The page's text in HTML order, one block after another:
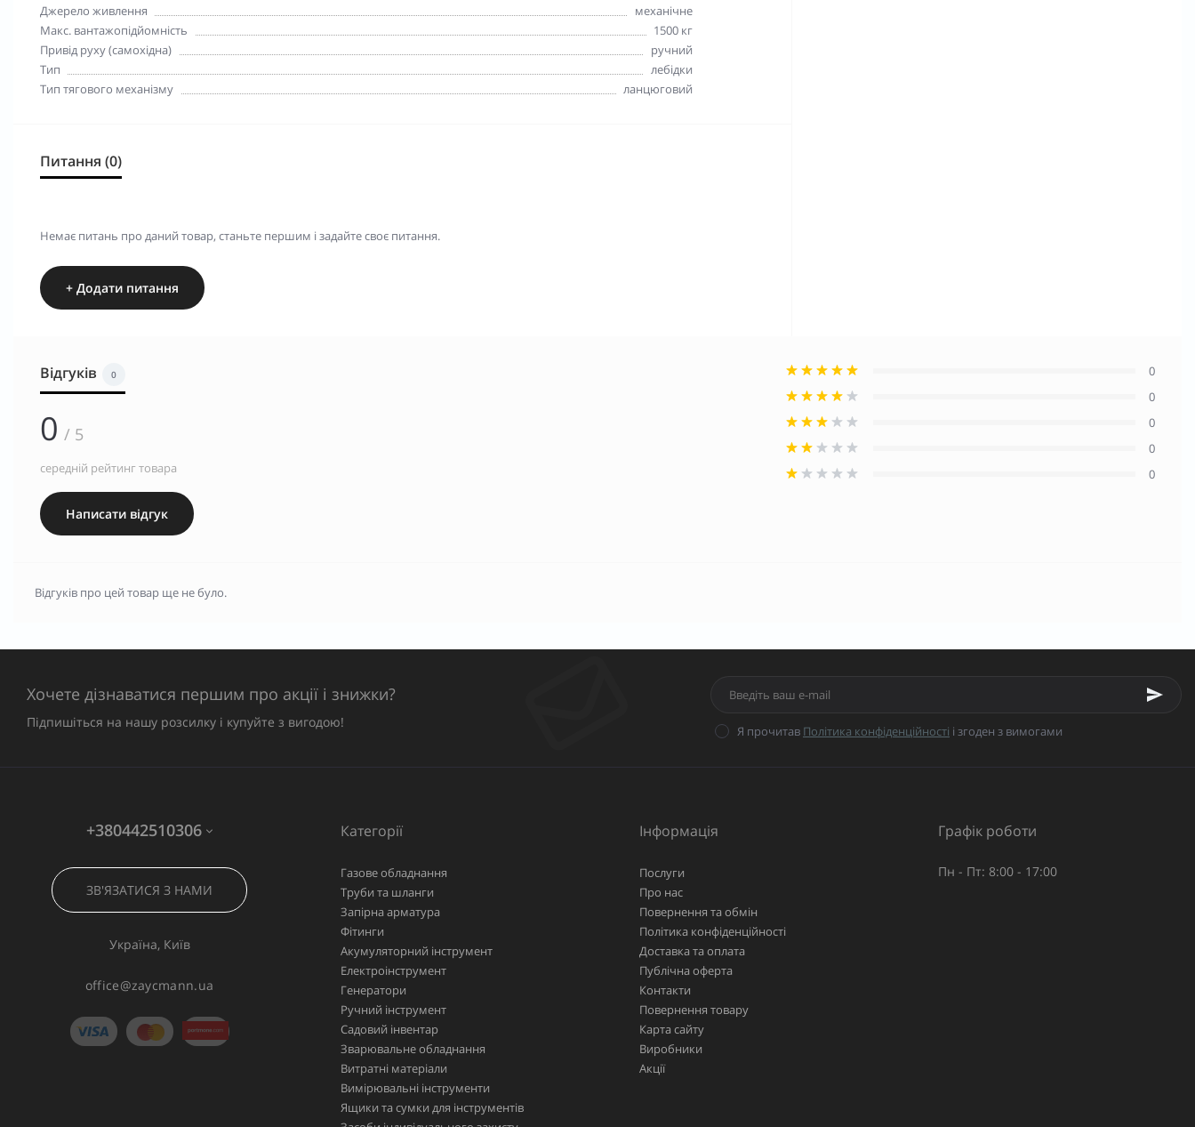
Джерело живлення
механічне
Макс. вантажопідйомність
1500 кг
Привід руху (самохідна)
ручний
Тип
лебідки
Тип тягового механізму
ланцюговий
Питання (0)
Немає питань про даний товар, станьте першим і задайте своє питання.
+ Додати питання
Відгуків 0
0 / 5
середній рейтинг товара
Написати відгук
0
0
0
0
0
Відгуків про цей товар ще не було.
Хочете дізнаватися першим про акції і знижки?
Підпишіться на нашу розсилку і купуйте з вигодою!
Я прочитав Політика конфіденційності і згоден з вимогами
+380442510306
ЗВ'ЯЗАТИСЯ З НАМИ
Україна, Київ
office@zaycmann.ua
Категорії
Газове обладнання
Труби та шланги
Запірна арматура
Фітинги
Акумуляторний інструмент
Електроінструмент
Генератори
Ручний інструмент
Садовий інвентар
Зварювальне обладнання
Витратні матеріали
Вимірювальні інструменти
Ящики та сумки для інструментів
Інформація
Послуги
Про нас
Повернення та обмін
Політика конфіденційності
Доставка та оплата
Публічна оферта
Контакти
Повернення товару
Карта сайту
Виробники
Акції
Графік роботи
Пн - Пт: 8:00 - 17:00